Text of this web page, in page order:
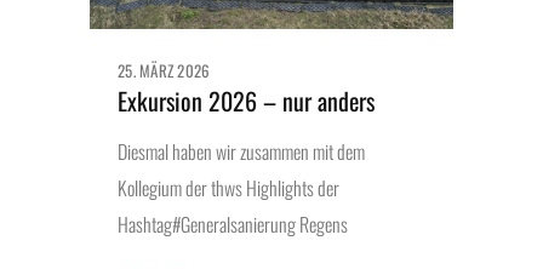
25. MÄRZ 2026
Exkursion 2026 – nur anders
Diesmal haben wir zusammen mit dem
Kollegium der thws Highlights der
Hashtag#Generalsanierung Regens